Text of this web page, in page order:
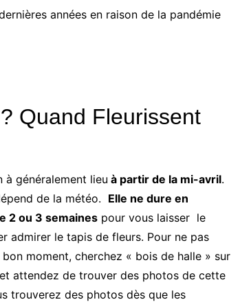
années en raison de la pandémie
Quand Fleurissent
à généralement lieu à partir de la mi-avril.
de la météo. Elle ne dure en
2 ou 3 semaines pour vous laisser le
admirer le tapis de fleurs. Pour ne pas
bon moment, cherchez « bois de halle » sur
attendez de trouver des photos de cette
trouverez des photos dès que les